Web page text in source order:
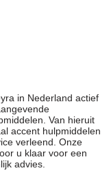
in Nederland actief
Van hieruit
accent hulpmiddelen
verleend. Onze
u klaar voor een
advies.